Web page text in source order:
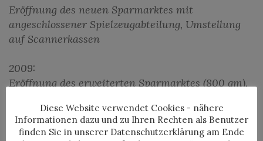
Eröffnung des neuen Sparmarktes mit
angeschlossener Spielzeugabteilung, Umstellung
auf Scannerkassen
2009:
Eröffnung des erweiterten Sparmarktes (800 qm),
qm). Die Raiffeisenbank Leutschach eröffnet eine
Bankstelle mit Geldausgabeautomat.
Diese Website verwendet Cookies - nähere
Informationen dazu und zu Ihren Rechten als Benutzer
finden Sie in unserer Datenschutzerklärung am Ende